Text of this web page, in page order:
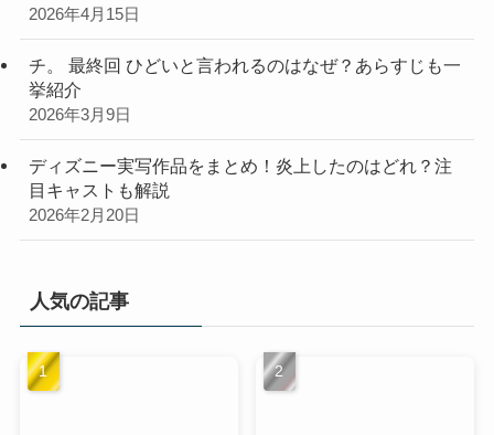
2026年4月15日
チ。 最終回 ひどいと言われるのはなぜ？あらすじも一
挙紹介
2026年3月9日
ディズニー実写作品をまとめ！炎上したのはどれ？注
目キャストも解説
2026年2月20日
人気の記事